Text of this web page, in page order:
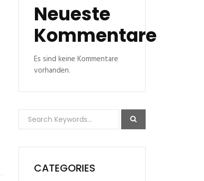
Neueste
Kommentare
Es sind keine Kommentare
vorhanden.
CATEGORIES